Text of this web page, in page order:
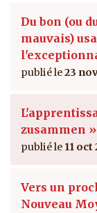
Du bon (ou
mauvais)
23
zusammen »
11 oct
Vers un
Nouveau